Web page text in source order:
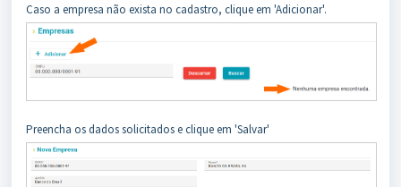
Caso a empresa não exista no cadastro, clique em 'Adicionar'.
Preencha os dados solicitados e clique em 'Salvar'